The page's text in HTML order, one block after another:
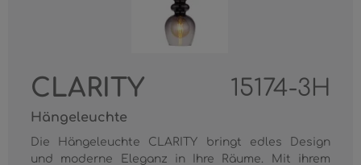
CLARITY 15174-3H
Hängeleuchte
Die Hängeleuchte CLARITY bringt edles Design
und moderne Eleganz in Ihre Räume. Mit ihrem